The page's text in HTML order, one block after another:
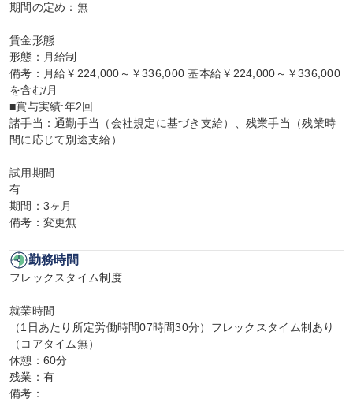
期間の定め：無
賃金形態
形態：月給制
備考：月給￥224,000～￥336,000 基本給￥224,000～￥336,000
を含む/月
■賞与実績:年2回
諸手当：通勤手当（会社規定に基づき支給）、残業手当（残業時
間に応じて別途支給）
試用期間
有
期間：3ヶ月
備考：変更無
勤務時間
フレックスタイム制度
就業時間
（1日あたり所定労働時間07時間30分）フレックスタイム制あり
（コアタイム無）
休憩：60分
残業：有
備考：